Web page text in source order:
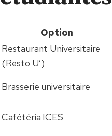
Option
Restaurant Universitaire
(Resto U’)
Brasserie universitaire
Cafétéria ICES